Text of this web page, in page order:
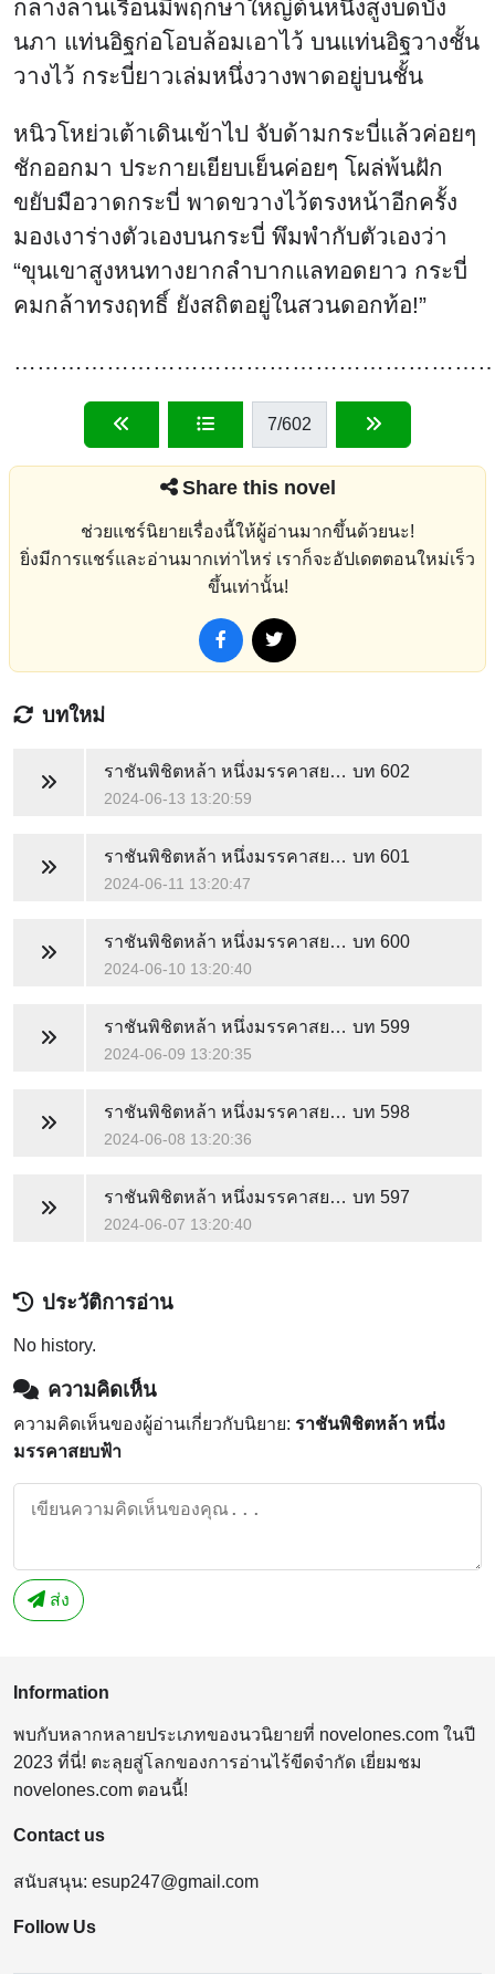
กลางลานเรือนมีพฤกษาใหญ่ต้นหนึ่งสูงบดบัง
นภา แท่นอิฐก่อโอบล้อมเอาไว้ บนแท่นอิฐวางชั้น
วางไว้ กระบี่ยาวเล่มหนึ่งวางพาดอยู่บนชั้น
หนิวโหย่วเต้าเดินเข้าไป จับด้ามกระบี่แล้วค่อยๆ
ชักออกมา ประกายเยียบเย็นค่อยๆ โผล่พ้นฝัก
ขยับมือวาดกระบี่ พาดขวางไว้ตรงหน้าอีกครั้ง
มองเงาร่างตัวเองบนกระบี่ พึมพำกับตัวเองว่า
“ขุนเขาสูงหนทางยากลำบากแลทอดยาว กระบี่
คมกล้าทรงฤทธิ์ ยังสถิตอยู่ในสวนดอกท้อ!”
7/602
Share this novel
ช่วยแชร์นิยายเรื่องนี้ให้ผู้อ่านมากขึ้นด้วยนะ!
ยิ่งมีการแชร์และอ่านมากเท่าไหร่ เราก็จะอัปเดตตอนใหม่เร็ว
ขึ้นเท่านั้น!
บทใหม่
ราชันพิชิตหล้า หนึ่งมรรคาสยบฟ้า บท 602
2024-06-13 13:20:59
ราชันพิชิตหล้า หนึ่งมรรคาสยบฟ้า บท 601
2024-06-11 13:20:47
ราชันพิชิตหล้า หนึ่งมรรคาสยบฟ้า บท 600
2024-06-10 13:20:40
ราชันพิชิตหล้า หนึ่งมรรคาสยบฟ้า บท 599
2024-06-09 13:20:35
ราชันพิชิตหล้า หนึ่งมรรคาสยบฟ้า บท 598
2024-06-08 13:20:36
ราชันพิชิตหล้า หนึ่งมรรคาสยบฟ้า บท 597
2024-06-07 13:20:40
ประวัติการอ่าน
No history.
ความคิดเห็น
ความคิดเห็นของผู้อ่านเกี่ยวกับนิยาย: ราชันพิชิตหล้า หนึ่ง
มรรคาสยบฟ้า
ส่ง
Information
พบกับหลากหลายประเภทของนวนิยายที่ novelones.com ในปี
2023 ที่นี่! ตะลุยสู่โลกของการอ่านไร้ขีดจำกัด เยี่ยมชม
novelones.com ตอนนี้!
Contact us
สนับสนุน: esup247@gmail.com
Follow Us